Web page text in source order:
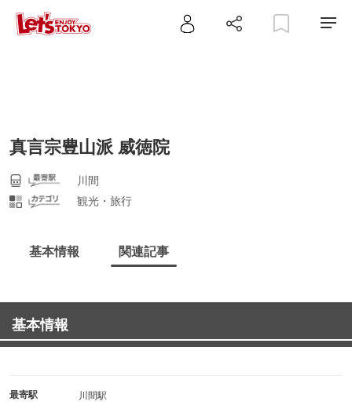
真言宗豊山派 威徳院
川間
観光・旅行
基本情報 関連記事
基本情報
最寄駅 川間駅